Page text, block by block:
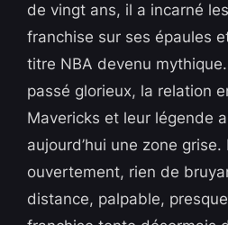
de vingt ans, il a incarné
franchise sur ses épaules
titre NBA devenu
passé glorieux, la relation
Mavericks et leur légende
aujourd’hui une zone
ouvertement, rien de
distance, palpable,